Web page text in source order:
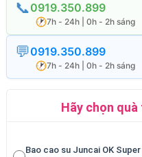
0919.350.899
7h - 24h | 0h - 2h sáng
0919.350.899
7h - 24h | 0h - 2h sáng
Hãy chọn
Bao cao su Juncai OK